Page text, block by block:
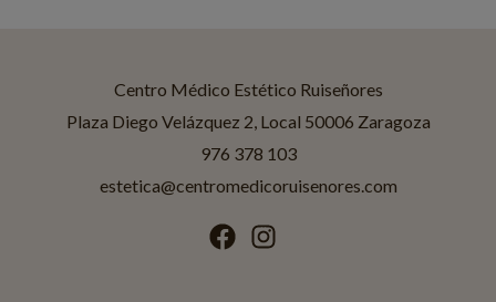
Centro Médico Estético Ruiseñores
Plaza Diego Velázquez 2, Local 50006 Zaragoza
976 378 103
estetica@centromedicoruisenores.com
¡Hola! Soy Jessica
Asistente IA de Ruiseñores Estética.
Tratamientos Promociones